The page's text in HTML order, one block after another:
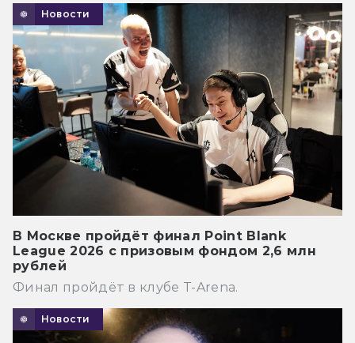
Новости
В Москве пройдёт финал Point Blank
League 2026 с призовым фондом 2,6 млн
рублей
Финал пройдёт в клубе T-Arena.
Новости